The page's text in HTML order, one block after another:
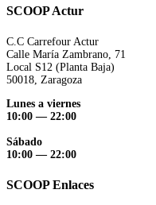
SCOOP Actur
C.C Carrefour Actur
Calle María Zambrano, 71
Local S12 (Planta Baja)
50018, Zaragoza
Lunes a viernes
10:00 — 22:00
Sábado
10:00 — 22:00
SCOOP Enlaces